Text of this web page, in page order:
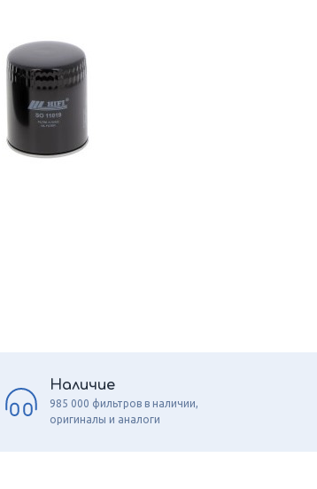
Наличие
985 000 фильтров в наличии,
оригиналы и аналоги